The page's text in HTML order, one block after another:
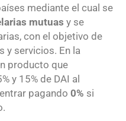
mediante el cual se
mutuas y se
con el objetivo de
y servicios. En la
producto que
y 15% de DAI al
pagando 0% si